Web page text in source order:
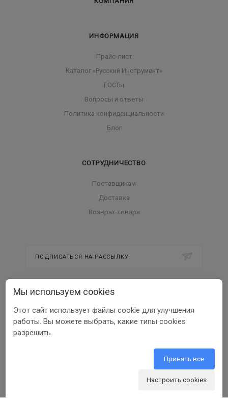
ИНФОРМАЦИЯ
Прайс-лист
Каталог «Русский Инструмент»
ГОСТы
Вопросы и ответы
Политика конфиденциальности
Блог
СОТРУДНИЧЕСТВО
Поставщикам
Доставка
Возврат товара
ПОДПИСАТЬСЯ НА РАССЫЛКУ
8 800 350 56 58
info@beltools.ru
Северный, зд. 7, помещ. 1
Мы используем cookies
Этот сайт использует файлы cookie для улучшения
работы. Вы можете выбрать, какие типы cookies
разрешить.
Настроить cookies
Принять все